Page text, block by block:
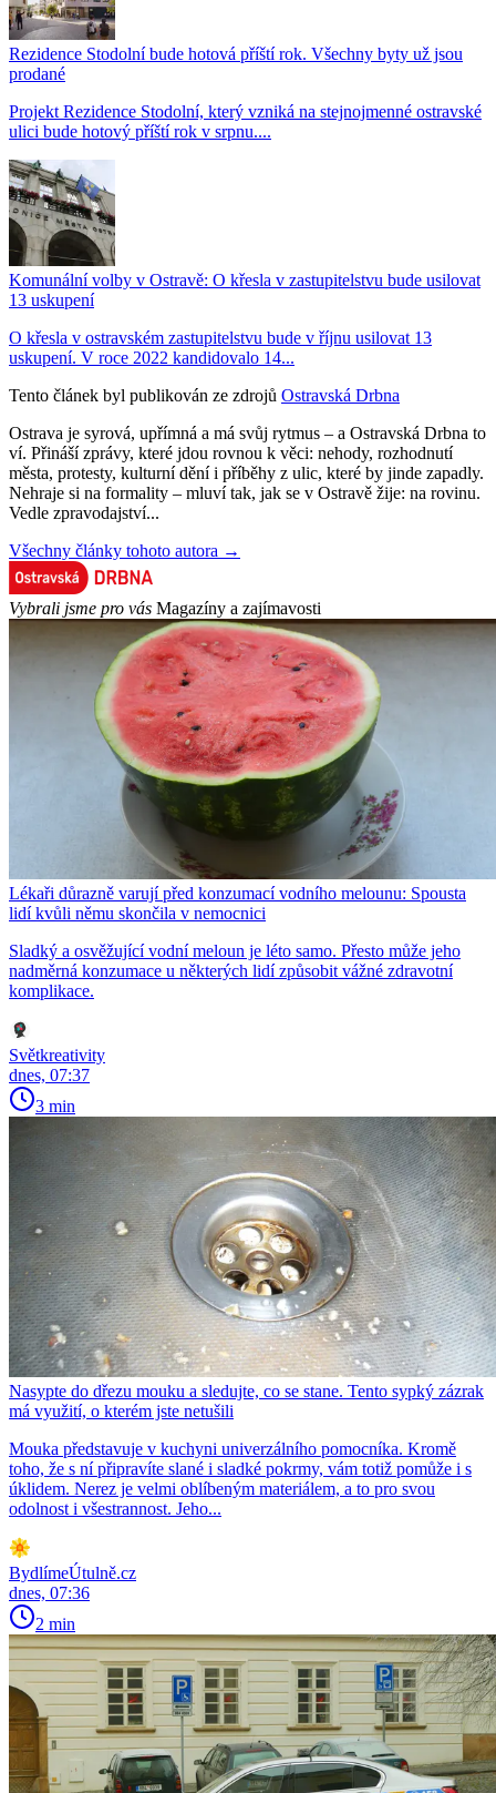
Rezidence Stodolní bude hotová příští rok. Všechny byty už jsou
prodané
Projekt Rezidence Stodolní, který vzniká na stejnojmenné ostravské
ulici bude hotový příští rok v srpnu....
Komunální volby v Ostravě: O křesla v zastupitelstvu bude usilovat
13 uskupení
O křesla v ostravském zastupitelstvu bude v říjnu usilovat 13
uskupení. V roce 2022 kandidovalo 14...
Tento článek byl publikován ze zdrojů Ostravská Drbna
Ostrava je syrová, upřímná a má svůj rytmus – a Ostravská Drbna to
ví. Přináší zprávy, které jdou rovnou k věci: nehody, rozhodnutí
města, protesty, kulturní dění i příběhy z ulic, které by jinde zapadly.
Nehraje si na formality – mluví tak, jak se v Ostravě žije: na rovinu.
Vedle zpravodajství...
Všechny články tohoto autora →
Vybrali jsme pro vás Magazíny a zajímavosti
Lékaři důrazně varují před konzumací vodního melounu: Spousta
lidí kvůli němu skončila v nemocnici
Sladký a osvěžující vodní meloun je léto samo. Přesto může jeho
nadměrná konzumace u některých lidí způsobit vážné zdravotní
komplikace.
Světkreativity
dnes, 07:37
3 min
Nasypte do dřezu mouku a sledujte, co se stane. Tento sypký zázrak
má využití, o kterém jste netušili
Mouka představuje v kuchyni univerzálního pomocníka. Kromě
toho, že s ní připravíte slané i sladké pokrmy, vám totiž pomůže i s
úklidem. Nerez je velmi oblíbeným materiálem, a to pro svou
odolnost i všestrannost. Jeho...
BydlímeÚtulně.cz
dnes, 07:36
2 min